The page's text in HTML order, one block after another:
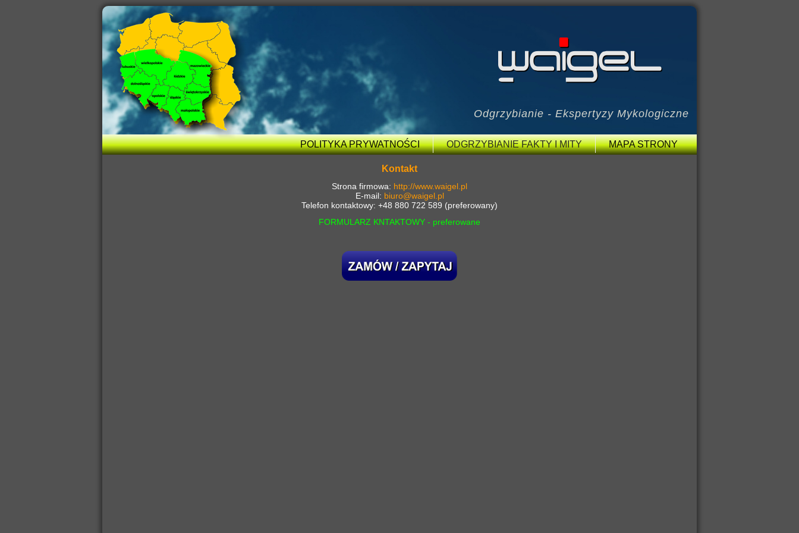
Odgrzybianie - Ekspertyzy Mykologiczne
POLITYKA PRYWATNOŚCI ODGRZYBIANIE FAKTY I MITY MAPA STRONY
Kontakt
Strona firmowa: http://www.waigel.pl
E-mail: biuro@waigel.pl
Telefon kontaktowy: +48 880 722 589 (preferowany)
FORMULARZ KNTAKTOWY - preferowane